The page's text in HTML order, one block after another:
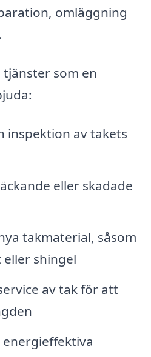
omläggning
tjänster som en
inspektion av takets
eller skadade
takmaterial, såsom
shingel
av tak för att